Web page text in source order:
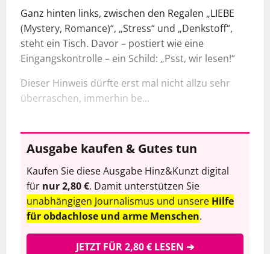
Ganz hinten links, zwischen den Regalen „LIEBE
(Mystery, Romance)“, „Stress“ und „Denkstoff“,
steht ein Tisch. Davor – postiert wie eine
Eingangskontrolle – ein Schild: „Psst, wir lesen!“
Dieser Hinweis dürfte erst mal nicht allzu sehr
überraschen, immerhin be...
Ausgabe kaufen & Gutes tun
Kaufen Sie diese Ausgabe Hinz&Kunzt digital
für nur 2,80 €. Damit unterstützen Sie
unabhängigen Journalismus und unsere Hilfe
für obdachlose und arme Menschen.
JETZT FÜR 2,80 € LESEN ➔